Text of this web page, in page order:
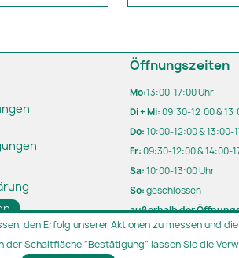
Öffnungszeiten
Mo:13:00-17:00 Uhr
Di + Mi:09:30-12:00 &
Do:10:00-12:00 & 13:00-
Fr:09:30-12:00 & 14:00-
Sa:10:00-13:00 Uhr
So:geschlossen
außerhalb der
Terminvereinbarung
Parken direkt vor
den Erfolg unserer Aktionen zu messen und
der Schaltfläche "Bestätigung" lassen Sie die